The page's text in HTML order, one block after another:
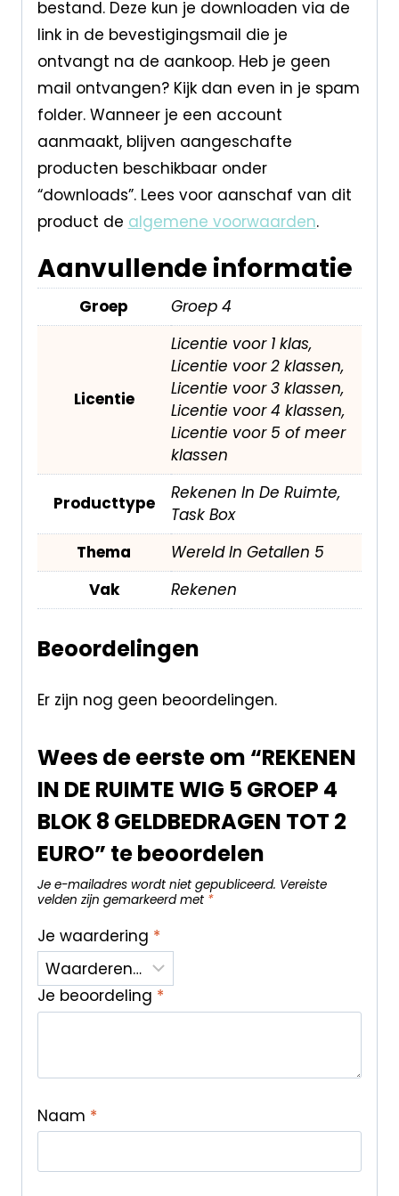
bestand. Deze kun je downloaden via de
link in de bevestigingsmail die je
ontvangt na de aankoop. Heb je geen
mail ontvangen? Kijk dan even in je spam
folder. Wanneer je een account
aanmaakt, blijven aangeschafte
producten beschikbaar onder
“downloads”. Lees voor aanschaf van dit
product de algemene voorwaarden.
Aanvullende informatie
Groep Groep 4
Licentie
Licentie voor 1 klas,
Licentie voor 2 klassen,
Licentie voor 3 klassen,
Licentie voor 4 klassen,
Licentie voor 5 of meer
klassen
Producttype
Rekenen In De Ruimte,
Task Box
Thema
Wereld In Getallen 5
Vak
Rekenen
Beoordelingen
Er zijn nog geen beoordelingen.
Wees de eerste om “REKENEN
IN DE RUIMTE WIG 5 GROEP 4
BLOK 8 GELDBEDRAGEN TOT 2
EURO” te beoordelen
Je e-mailadres wordt niet gepubliceerd. Vereiste
velden zijn gemarkeerd met *
Je waardering *
Je beoordeling *
Naam *